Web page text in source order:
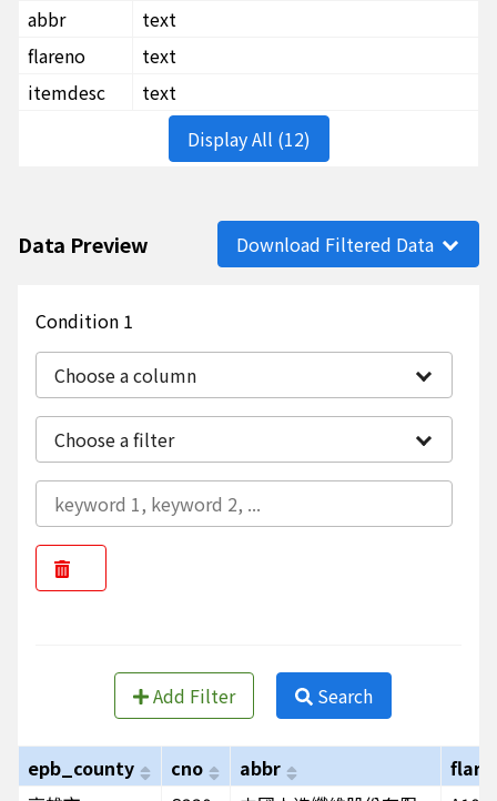
abbr
text
flareno
text
itemdesc
text
Display All (12)
Data Preview Download Filtered Data
Condition 1
Choose a column
Choose a filter
Add Filter Search
epb_county cno abbr